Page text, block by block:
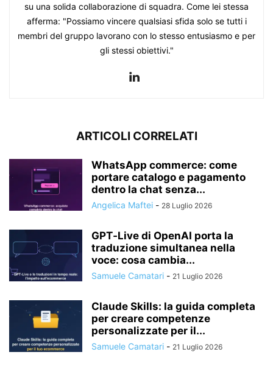
su una solida collaborazione di squadra. Come lei stessa
afferma: "Possiamo vincere qualsiasi sfida solo se tutti i
membri del gruppo lavorano con lo stesso entusiasmo e per
gli stessi obiettivi."
ARTICOLI CORRELATI
WhatsApp commerce: come
portare catalogo e pagamento
dentro la chat senza...
Angelica Maftei - 28 Luglio 2026
GPT‑Live di OpenAI porta la
traduzione simultanea nella
voce: cosa cambia...
Samuele Camatari - 21 Luglio 2026
Claude Skills: la guida completa
per creare competenze
personalizzate per il...
Samuele Camatari - 21 Luglio 2026